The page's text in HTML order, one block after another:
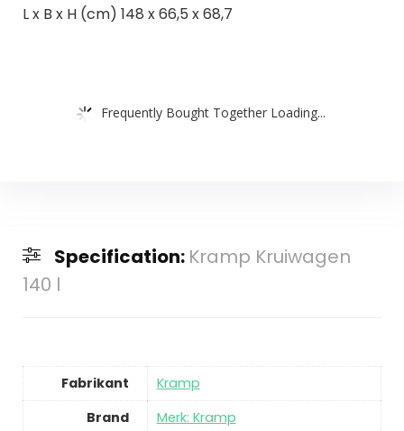
L x B x H (cm) 148 x 66,5 x 68,7
Frequently Bought Together Loading...
Specification: Kramp Kruiwagen
140 l
Fabrikant
‎Kramp
Brand
Merk: Kramp